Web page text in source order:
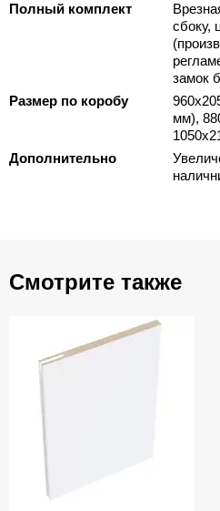
Полный комплект
сбоку,
замок
Размер по коробу
мм),
Дополнительно
Смотрите также